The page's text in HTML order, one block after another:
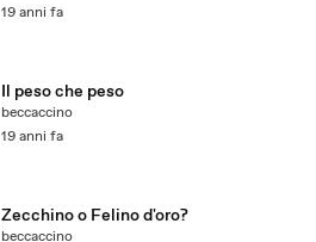
19 anni fa
Il peso che peso
beccaccino
19 anni fa
Zecchino o Felino d'oro?
beccaccino